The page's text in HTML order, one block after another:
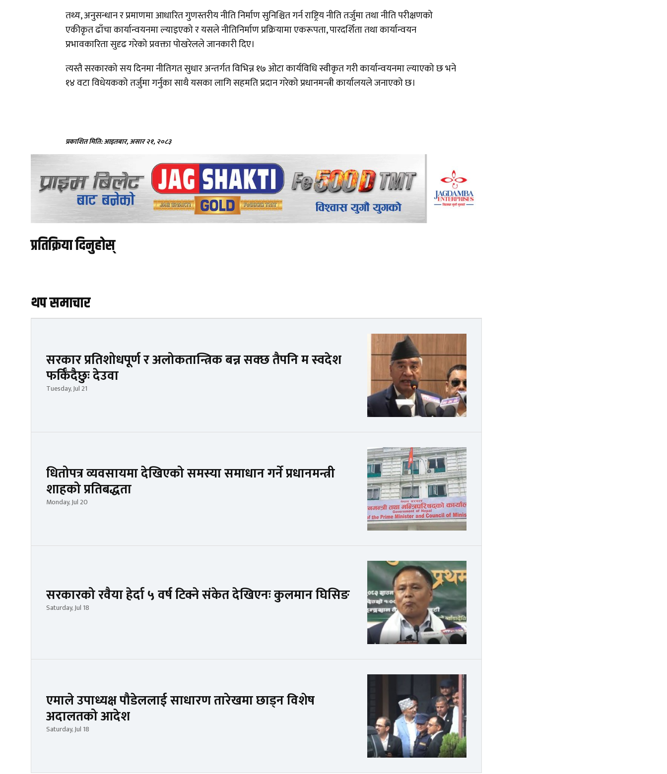
तथ्य, अनुसन्धान र प्रमाणमा आधारित गुणस्तरीय नीति निर्माण सुनिश्चित गर्न राष्ट्रिय नीति तर्जुमा तथा नीति परीक्षणको
एकीकृत ढाँचा कार्यान्वयनमा ल्याइएको र यसले नीतिनिर्माण प्रक्रियामा एकरूपता, पारदर्शिता तथा कार्यान्वयन
प्रभावकारिता सुदृढ गरेको प्रवक्ता पोखरेलले जानकारी दिए।
त्यस्तै सरकारको सय दिनमा नीतिगत सुधार अन्तर्गत विभिन्न १७ ओटा कार्यविधि स्वीकृत गरी कार्यान्वयनमा ल्याएको छ भने
१४ वटा विधेयकको तर्जुमा गर्नुका साथै यसका लागि सहमति प्रदान गरेको प्रधानमन्त्री कार्यालयले जनाएको छ।
प्रकाशित मिति: आइतबार, असार २१, २०८३
प्रतिक्रिया दिनुहोस्
थप समाचार
सरकार प्रतिशोधपूर्ण र अलोकतान्त्रिक बन्न सक्छ तैपनि म स्वदेश
फर्किँदैछुः देउवा
Tuesday, Jul 21
धितोपत्र व्यवसायमा देखिएको समस्या समाधान गर्ने प्रधानमन्त्री
शाहको प्रतिबद्धता
Monday, Jul 20
सरकारको रवैया हेर्दा ५ वर्ष टिक्ने संकेत देखिएनः कुलमान घिसिङ
Saturday, Jul 18
एमाले उपाध्यक्ष पौडेललाई साधारण तारेखमा छाड्न विशेष
अदालतको आदेश
Saturday, Jul 18